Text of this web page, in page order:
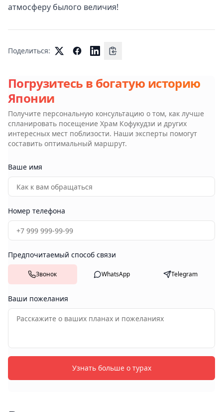
атмосферу былого величия!
Поделиться:
Погрузитесь в богатую историю
Японии
Получите персональную консультацию о том, как лучше
спланировать посещение Храм Кофукудзи и других
интересных мест поблизости. Наши эксперты помогут
составить оптимальный маршрут.
Ваше имя
Номер телефона
Предпочитаемый способ связи
Звонок WhatsApp Telegram
Ваши пожелания
Узнать больше о турах